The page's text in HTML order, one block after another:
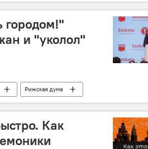
городом!"
и "уколол"
Рижская дума
Как